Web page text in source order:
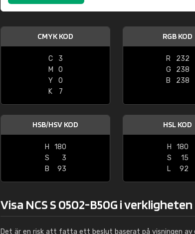
CMYK KOD
C
3
M
0
Y
0
K
7
RGB KOD
R
232
G
238
B
238
HSB/HSV KOD
H
180
S
3
B
93
HSL KOD
H
180
S
15
L
92
Visa NCS S 0502-B50G i verkligheten
Det är en risk att fatta ett beslut baserat på visningen av